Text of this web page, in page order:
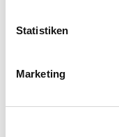
Statistiken
Marketing
04.10.2026
Eine Pop Show mit der